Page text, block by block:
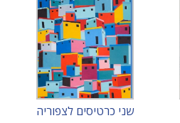
שני כרטיסים לצפוריה